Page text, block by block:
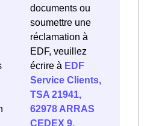
documents ou
soumettre une
réclamation à
EDF, veuillez
écrire à EDF
Service Clients,
TSA 21941,
62978 ARRAS
CEDEX 9,